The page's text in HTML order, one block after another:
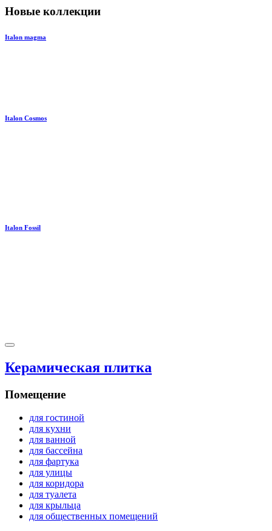
Новые коллекции
Italon magma
Italon Cosmos
Italon Fossil
Керамическая плитка
Помещение
для гостиной
для кухни
для ванной
для бассейна
для фартука
для улицы
для коридора
для туалета
для крыльца
для общественных помещений